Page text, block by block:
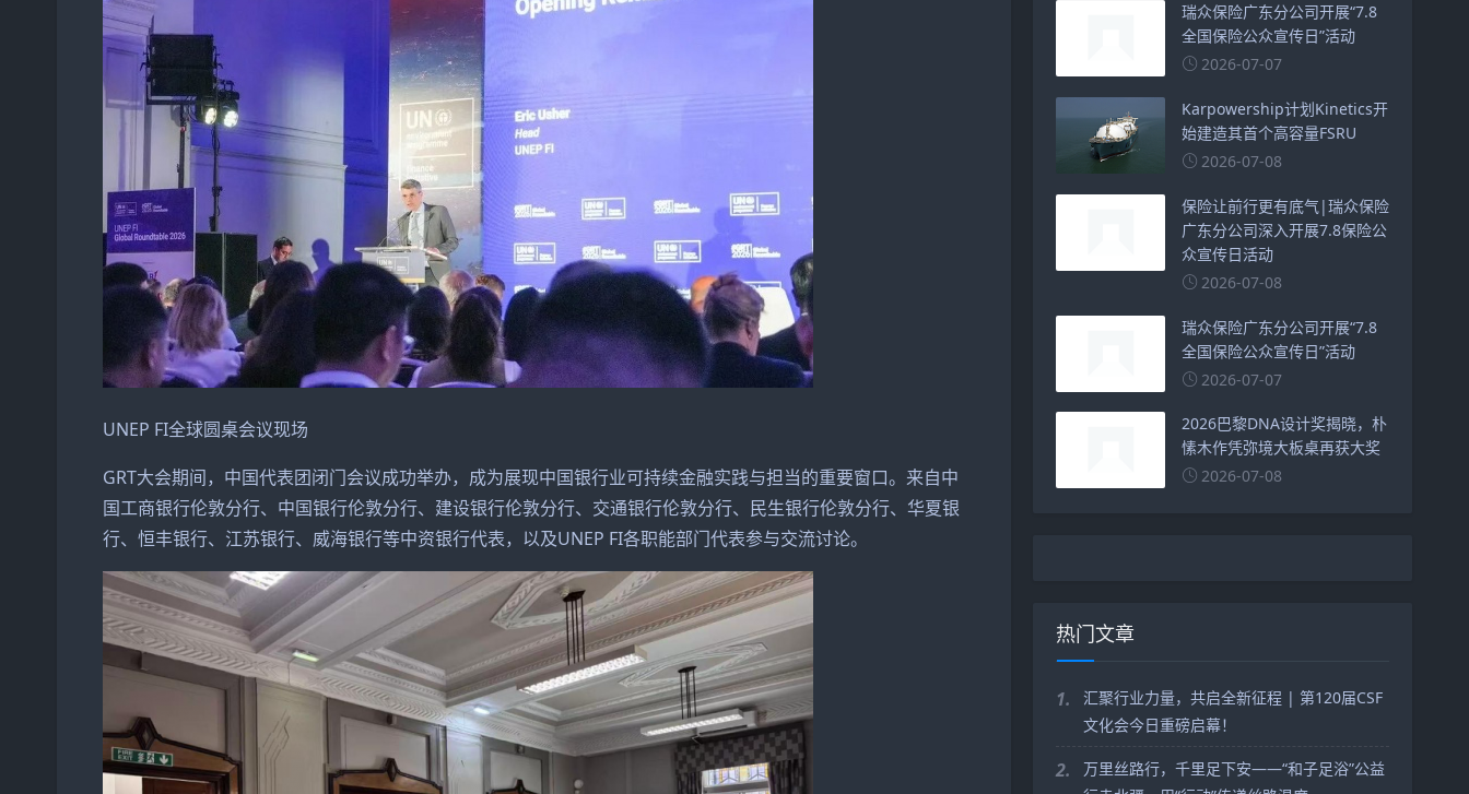
UNEP FI全球圆桌会议现场
GRT大会期间，中国代表团闭门会议成功举办，成为展现中国银行业可持续金融实践与担当的重要窗口。来自中
国工商银行伦敦分行、中国银行伦敦分行、建设银行伦敦分行、交通银行伦敦分行、民生银行伦敦分行、华夏银
行、恒丰银行、江苏银行、威海银行等中资银行代表，以及UNEP FI各职能部门代表参与交流讨论。
瑞众保险广东分公司开展“7.8
全国保险公众宣传日”活动
2026-07-07
Karpowership计划Kinetics开
始建造其首个高容量FSRU
2026-07-08
保险让前行更有底气|瑞众保险
广东分公司深入开展7.8保险公
众宣传日活动
2026-07-08
瑞众保险广东分公司开展“7.8
全国保险公众宣传日”活动
2026-07-07
2026巴黎DNA设计奖揭晓，朴
愫木作凭弥境大板桌再获大奖
2026-07-08
热门文章
1.
汇聚行业力量，共启全新征程 | 第120届CSF
文化会今日重磅启幕！
2.
万里丝路行，千里足下安——“和子足浴”公益